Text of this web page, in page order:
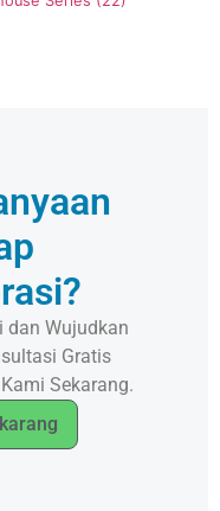
dan Wujudkan
Gratis
Sekarang.